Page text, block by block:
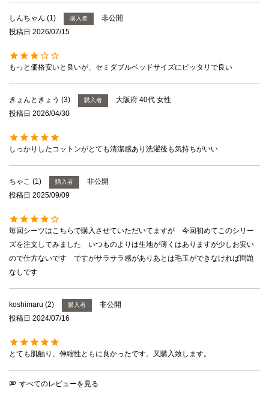
しんちゃん 1 購入者
非公開
投稿日 2026/07/15
もっと価格安いと良いが、セミダブルベッドサイズにピッタリで良い
きょんときょう 3 購入者 大阪府 40代 女性
投稿日 2026/04/30
しっかりしたコットンがとても清潔感あり洗濯後も気持ちがいい
ちゃこ 1 購入者
非公開
投稿日 2025/09/09
毎回シーツはこちらで購入させていただいてますが　今回初めてこのシリー
ズを注文してみました　いつものよりは生地が薄くはありますが少しお安い
ので仕方ないです　ですがサラサラ感がありあとは毛玉ができなければ問題
koshimaru 2 購入者
非公開
投稿日 2024/07/16
とても肌触り、伸縮性ともに良かったです。又購入致します。
すべてのレビューを見る